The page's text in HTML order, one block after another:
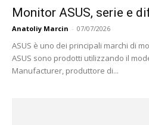
Monitor ASUS, serie e
Anatoliy Marcin - 07/07/2026
ASUS è uno dei principali marchi di
ASUS sono prodotti utilizzando il
Manufacturer, produttore di...